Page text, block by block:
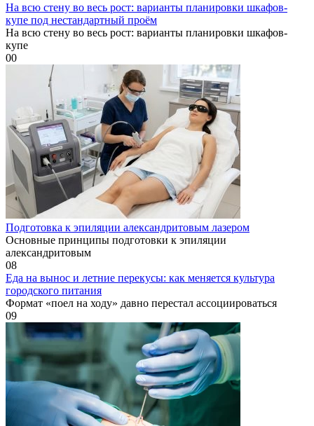
На всю стену во весь рост: варианты планировки шкафов-
купе под нестандартный проём
На всю стену во весь рост: варианты планировки шкафов-
купе
00
Подготовка к эпиляции александритовым лазером
Основные принципы подготовки к эпиляции
александритовым
08
Еда на вынос и летние перекусы: как меняется культура
городского питания
Формат «поел на ходу» давно перестал ассоциироваться
09